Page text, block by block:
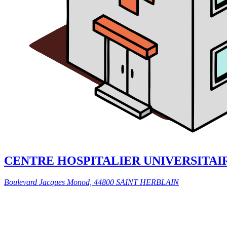
CENTRE HOSPITALIER
Boulevard Jacques Monod, 44800 SAINT HERBLAIN